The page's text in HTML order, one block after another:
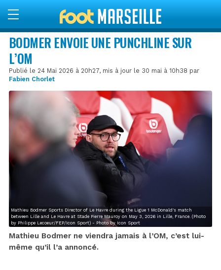
BODMER ENVOIE UNE PUNCHLINE SUR
L’OM
Publié le 24 Mai 2026 à 20h27, mis à jour le 30 mai à 10h38 par
Fabien Chorlet
Mathieu Bodmer Sports Director of Le Havre during the Ligue 1 McDonald's match
between Lille and Le Havre at Stade Pierre Mauroy on May 3, 2026 in Lille, France. (Photo
by Philippe Lecoeur/FEP/Icon Sport) - Photo by Icon Sport
Mathieu Bodmer ne viendra jamais à l’OM, c’est lui-
même qu’il l’a annoncé.